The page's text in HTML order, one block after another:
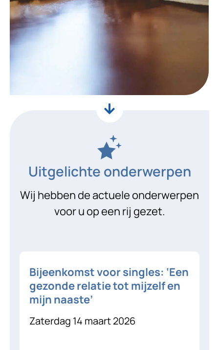
Uitgelichte onderwerpen
Wij hebben de actuele onderwerpen
voor u op een rij gezet.
Bijeenkomst voor singles: ‘Een
gezonde relatie tot mijzelf en
mijn naaste’
Zaterdag 14 maart 2026